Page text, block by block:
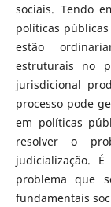
sociais. Tendo
políticas
estão
estruturais no
jurisdicional
processo pode
em políticas
resolver o
judicialização.
problema que
fundamentais